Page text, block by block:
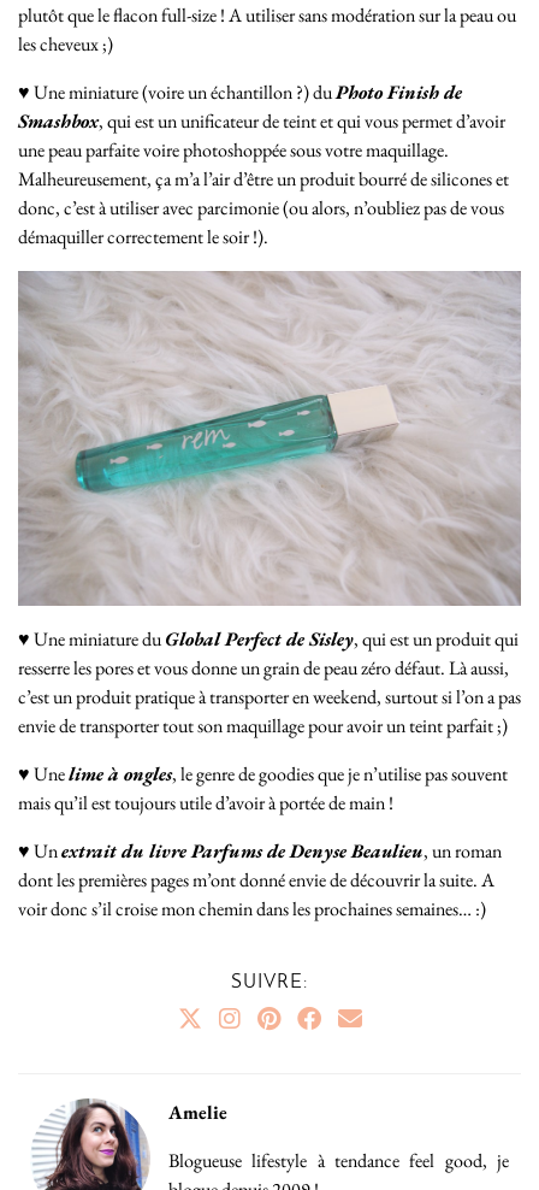
plutôt que le flacon full-size ! A utiliser sans modération sur la peau ou
les cheveux ;)
♥ Une miniature (voire un échantillon ?) duPhoto Finish de
Smashbox, qui est un unificateur de teint et qui vous permet d’avoir
une peau parfaite voire photoshoppée sous votre maquillage.
Malheureusement, ça m’a l’air d’être un produit bourré de silicones et
donc, c’est à utiliser avec parcimonie (ou alors, n’oubliez pas de vous
démaquiller correctement le soir !).
♥ Une miniature duGlobal Perfect de Sisley, qui est un produit qui
resserre les pores et vous donne un grain de peau zéro défaut. Là aussi,
c’est un produit pratique à transporter en weekend, surtout si l’on a pas
envie de transporter tout son maquillage pour avoir un teint parfait ;)
♥ Unelime à ongles, le genre de goodies que je n’utilise pas souvent
mais qu’il est toujours utile d’avoir à portée de main !
♥ Unextrait du livre Parfums de Denyse Beaulieu, un roman
dont les premières pages m’ont donné envie de découvrir la suite. A
voir donc s’il croise mon chemin dans les prochaines semaines… :)
SUIVRE:
Amelie
Blogueuse lifestyle à tendance feel good, je